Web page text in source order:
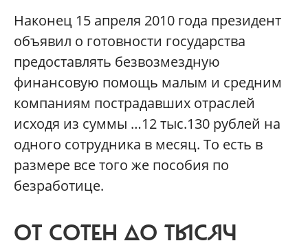
Наконец 15 апреля 2010 года президент
объявил о готовности государства
предоставлять безвозмездную
финансовую помощь малым и средним
компаниям пострадавших отраслей
исходя из суммы …12 тыс.130 рублей на
одного сотрудника в месяц. То есть в
размере все того же пособия по
безработице.
ОТ СОТЕН ДО ТЫСЯЧ